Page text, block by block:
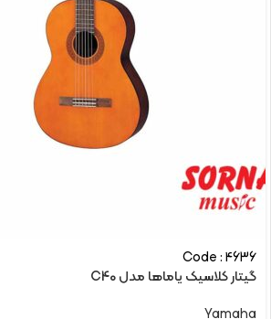
Code : 4636
گیتار کلاسیک یاماها مدل C40